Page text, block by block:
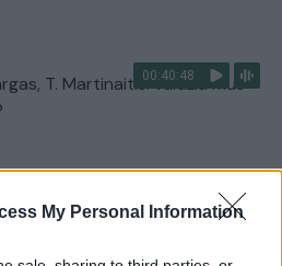
My Personal Information
00:40:48
T. Martinaitis: valdžia mus
00:00:52
ir perkūnija: temperatūra